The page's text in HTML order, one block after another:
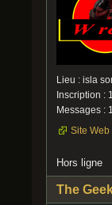
Lieu : isla
Inscription :
Messages :
Site Web
Hors ligne
The